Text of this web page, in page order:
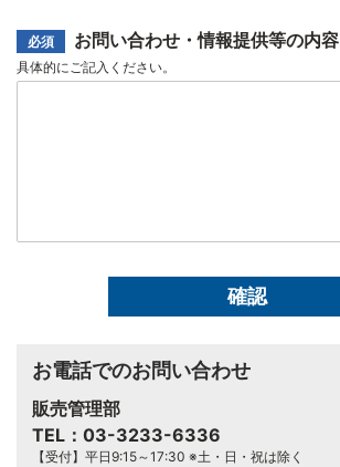
必須 お問い合わせ・情報提供等の内容
具体的にご記入ください。
お電話でのお問い合わせ
販売管理部
TEL：03-3233-6336
【受付】平日9:15～17:30 ※土・日・祝は除く